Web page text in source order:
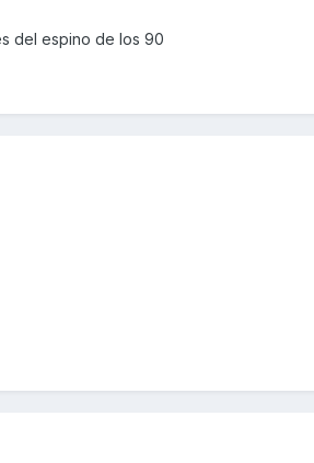
del espino de los 90